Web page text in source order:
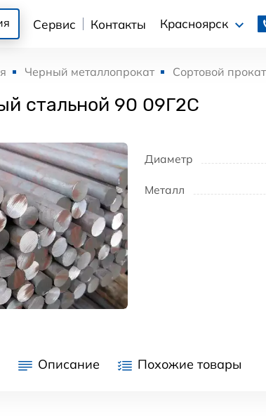
Сервис Контакты Красноярск
Черный металлопрокат Сортовой прокат
стальной 90 09Г2С
Диаметр
Металл
Описание Похожие товары